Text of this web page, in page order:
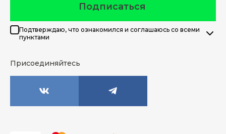
Подписаться
Подтверждаю, что ознакомился и соглашаюсь со всеми
пунктами
Присоединяйтесь